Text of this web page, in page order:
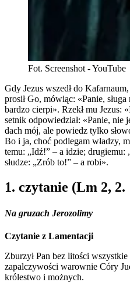
Fot. Screenshot - YouTube
Gdy Jezus wszedł do
prosił Go, mówiąc: «Panie,
bardzo cierpi». Rzekł mu Jezus:
setnik odpowiedział: «Panie, nie
dach mój, ale powiedz tylko
Bo i ja, choć podlegam władzy,
temu: „Idź!” – a idzie; drugiemu:
słudze: „Zrób to!” – a robi».
1. czytanie (Lm 2, 2.
Na gruzach Jerozolimy
Czytanie z Lamentacji
Zburzył Pan bez litości
zapalczywości warownie Córy
królestwo i możnych.